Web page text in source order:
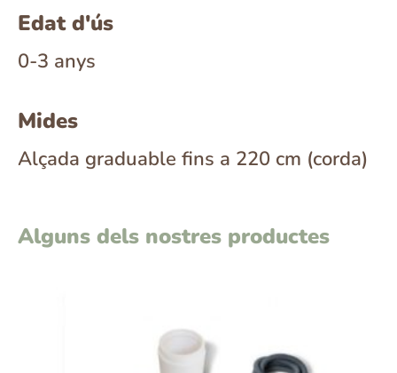
Edat d'ús
0-3 anys
Mides
Alçada graduable fins a 220 cm (corda)
Alguns dels nostres productes